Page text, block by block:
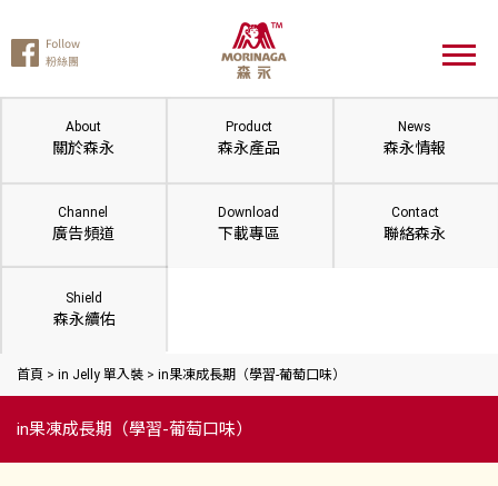
About
關於森永
Product
森永產品
News
森永情報
Channel
廣告頻道
Download
下載專區
Contact
聯絡森永
Shield
森永續佑
首頁 > in Jelly 單入裝 > in果凍成長期（學習-葡萄口味）
in果凍成長期（學習-葡萄口味）